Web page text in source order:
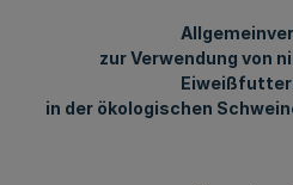
zur Verwendung von
in der ökologischen